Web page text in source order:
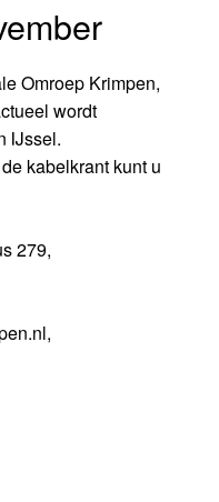
Omroep Krimpen,
wordt
IJssel.
kabelkrant kunt u
279,